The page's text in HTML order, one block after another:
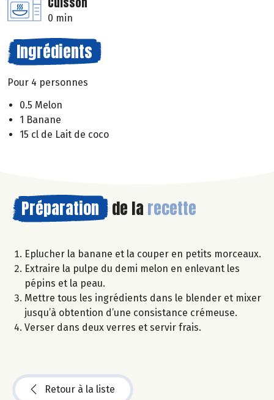
0 min
Ingrédients
Pour 4 personnes
0.5 Melon
1 Banane
15 cl de Lait de coco
Préparation de la recette
Eplucher la banane et la couper en petits morceaux.
Extraire la pulpe du demi melon en enlevant les
pépins et la peau.
Mettre tous les ingrédients dans le blender et mixer
jusqu’à obtention d’une consistance crémeuse.
Verser dans deux verres et servir frais.
Retour à la liste